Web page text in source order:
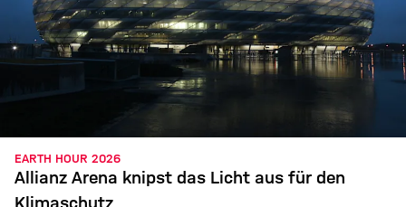
EARTH HOUR 2026
Allianz Arena knipst das Licht aus für den
Klimaschutz